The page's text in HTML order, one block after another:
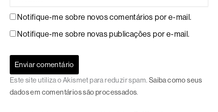
Notifique-me sobre novos comentários por e-mail.
Notifique-me sobre novas publicações por e-mail.
Este site utiliza o Akismet para reduzir spam. Saiba como seus
dados em comentários são processados.